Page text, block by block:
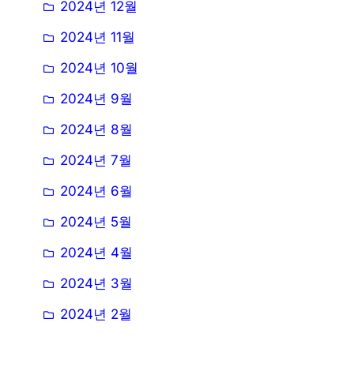
2024년 12월
2024년 11월
2024년 10월
2024년 9월
2024년 8월
2024년 7월
2024년 6월
2024년 5월
2024년 4월
2024년 3월
2024년 2월